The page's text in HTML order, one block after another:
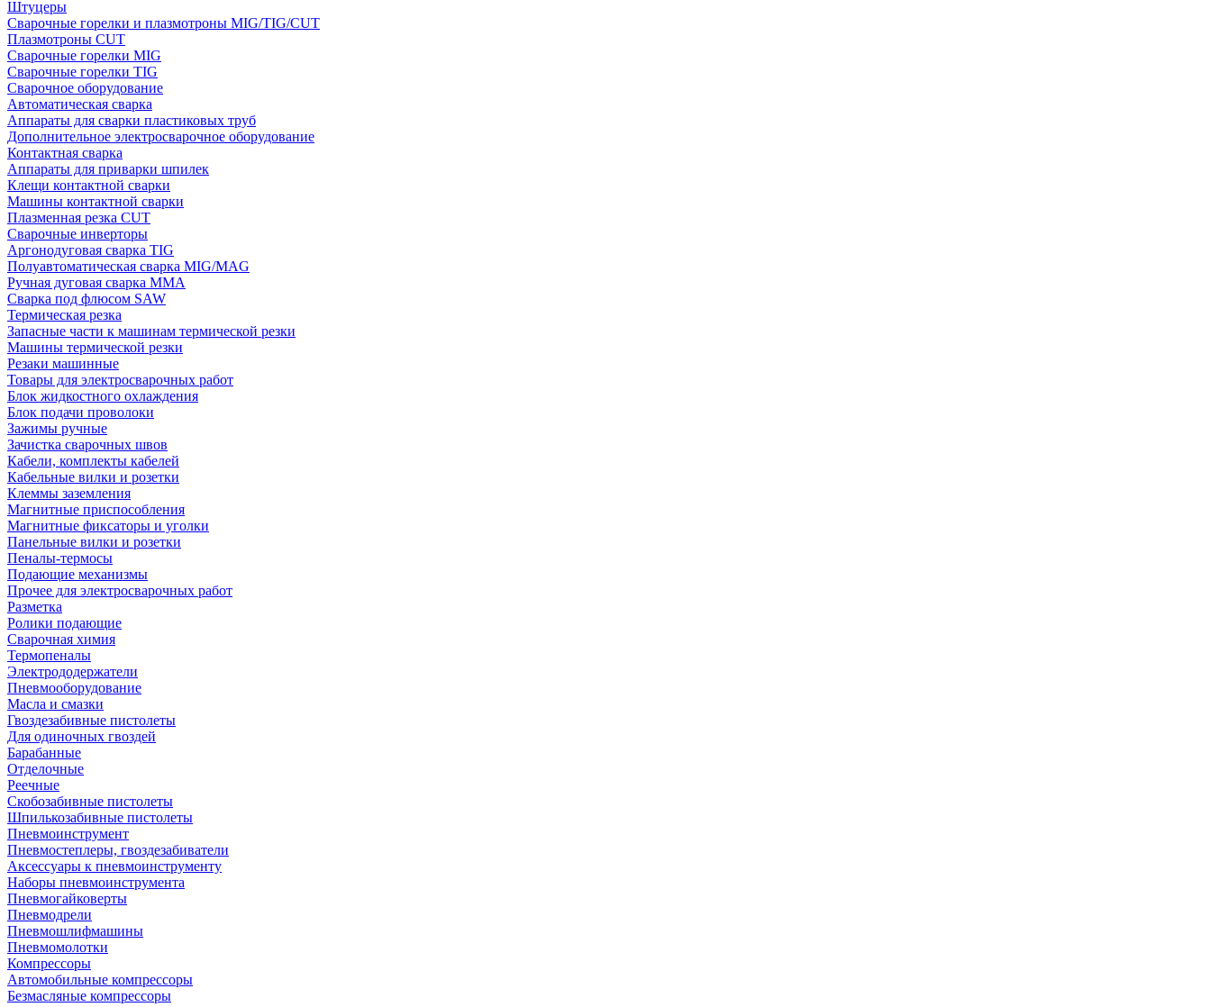
Штуцеры
Сварочные горелки и плазмотроны MIG/TIG/CUT
Плазмотроны CUT
Сварочные горелки MIG
Сварочные горелки TIG
Сварочное оборудование
Автоматическая сварка
Аппараты для сварки пластиковых труб
Дополнительное электросварочное оборудование
Контактная сварка
Аппараты для приварки шпилек
Клещи контактной сварки
Машины контактной сварки
Плазменная резка CUT
Сварочные инверторы
Аргонодуговая сварка TIG
Полуавтоматическая сварка MIG/MAG
Ручная дуговая сварка MMA
Сварка под флюсом SAW
Термическая резка
Запасные части к машинам термической резки
Машины термической резки
Резаки машинные
Товары для электросварочных работ
Блок жидкостного охлаждения
Блок подачи проволоки
Зажимы ручные
Зачистка сварочных швов
Кабели, комплекты кабелей
Кабельные вилки и розетки
Клеммы заземления
Магнитные приспособления
Магнитные фиксаторы и уголки
Панельные вилки и розетки
Пеналы-термосы
Подающие механизмы
Прочее для электросварочных работ
Разметка
Ролики подающие
Сварочная химия
Термопеналы
Электрододержатели
Пневмооборудование
Масла и смазки
Гвоздезабивные пистолеты
Для одиночных гвоздей
Барабанные
Отделочные
Реечные
Скобозабивные пистолеты
Шпилькозабивные пистолеты
Пневмоинструмент
Пневмостеплеры, гвоздезабиватели
Аксессуары к пневмоинструменту
Наборы пневмоинструмента
Пневмогайковерты
Пневмодрели
Пневмошлифмашины
Пневмомолотки
Компрессоры
Автомобильные компрессоры
Безмасляные компрессоры